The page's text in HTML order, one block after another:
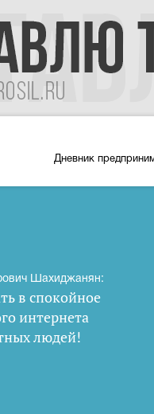
Дневник
Шахиджанян:
в спокойное
интернета
людей!